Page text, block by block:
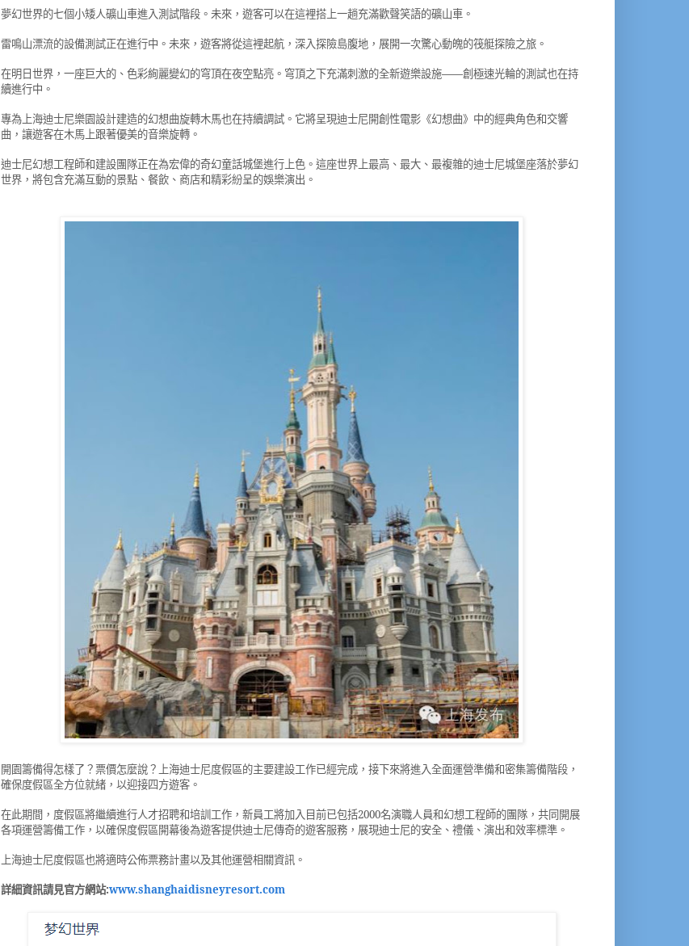
夢幻世界的七個小矮人礦山車進入測試階段。未來，遊客可以在這裡搭上一趟充滿歡聲笑語的礦山車。
雷鳴山漂流的設備測試正在進行中。未來，遊客將從這裡起航，深入探險島腹地，展開一次驚心動魄的筏艇探險之旅。
在明日世界，一座巨大的、色彩絢麗變幻的穹頂在夜空點亮。穹頂之下充滿刺激的全新遊樂設施——創極速光輪的測試也在持
續進行中。
專為上海迪士尼樂園設計建造的幻想曲旋轉木馬也在持續調試。它將呈現迪士尼開創性電影《幻想曲》中的經典角色和交響
曲，讓遊客在木馬上跟著優美的音樂旋轉。
迪士尼幻想工程師和建設團隊正在為宏偉的奇幻童話城堡進行上色。這座世界上最高、最大、最複雜的迪士尼城堡座落於夢幻
世界，將包含充滿互動的景點、餐飲、商店和精彩紛呈的娛樂演出。
開園籌備得怎樣了？票價怎麼說？上海迪士尼度假區的主要建設工作已經完成，接下來將進入全面運營準備和密集籌備階段，
確保度假區全方位就緒，以迎接四方遊客。
在此期間，度假區將繼續進行人才招聘和培訓工作，新員工將加入目前已包括2000名演職人員和幻想工程師的團隊，共同開展
各項運營籌備工作，以確保度假區開幕後為遊客提供迪士尼傳奇的遊客服務，展現迪士尼的安全、禮儀、演出和效率標準。
上海迪士尼度假區也將適時公佈票務計畫以及其他運營相關資訊。
詳細資訊請見官方網站:www.shanghaidisneyresort.com